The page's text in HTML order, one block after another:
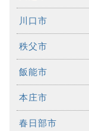
川口市
秩父市
飯能市
本庄市
春日部市